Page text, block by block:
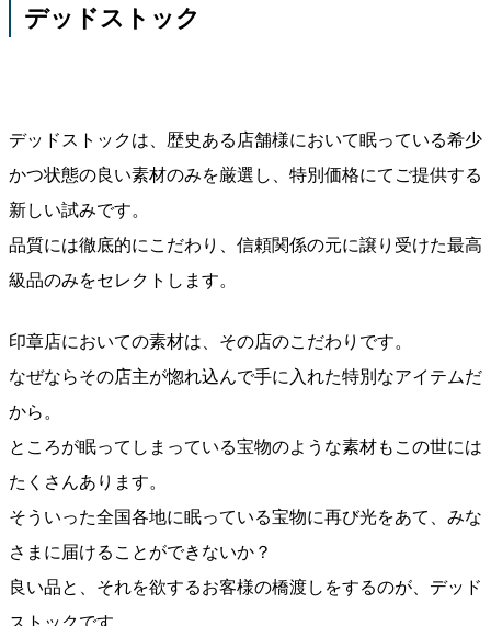
デッドストック
デッドストックは、歴史ある店舗様において眠っている希少
かつ状態の良い素材のみを厳選し、特別価格にてご提供する
新しい試みです。
品質には徹底的にこだわり、信頼関係の元に譲り受けた最高
級品のみをセレクトします。
印章店においての素材は、その店のこだわりです。
なぜならその店主が惚れ込んで手に入れた特別なアイテムだ
から。
ところが眠ってしまっている宝物のような素材もこの世には
たくさんあります。
そういった全国各地に眠っている宝物に再び光をあて、みな
さまに届けることができないか？
良い品と、それを欲するお客様の橋渡しをするのが、デッド
ストックです。